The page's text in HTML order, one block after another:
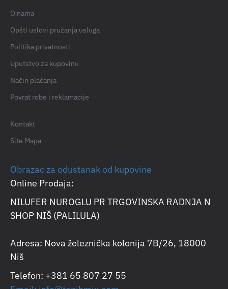
O nama
Opšti uslovi pružanja usluga
Politika privatnosti
Uputstvo za kupovinu
Način plaćanja
Povrat robe i reklamacije
Kontakt
Site Mapa
Obrazac za odustanak od kupovine
Online Prodaja:
NILUFER NUROGLU PR TRGOVINSKA RADNJA N
SHOP NIŠ (PALILULA)
Adresa: Nova železnička kolonija 7B/26, 18000
Niš
Telefon: +381 65 807 27 55